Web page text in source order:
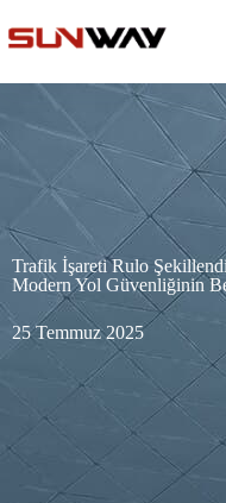
Trafik İşareti Rulo
Modern Yol Güvenliğinin
25 Temmuz 2025